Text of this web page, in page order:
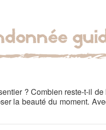
? Combien reste-t-il
la beauté du moment.